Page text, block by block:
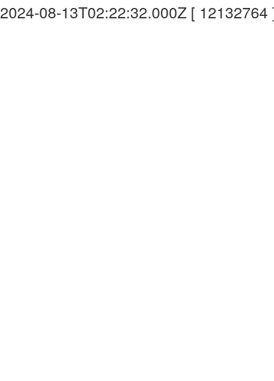
2024-08-13T02:22:32.000Z [ 12132764